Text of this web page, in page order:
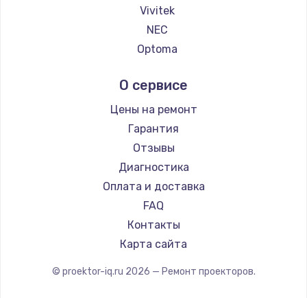
Vivitek
NEC
Optoma
Infocus
Barco
Xgimi
JVC
Casio
Hiper
HITACHI
Panasonic
Hisense
О сервисе
Цены на ремонт
Гарантия
Отзывы
Диагностика
Оплата и доставка
FAQ
Контакты
Карта сайта
© proektor-iq.ru 2026 — Ремонт проекторов.